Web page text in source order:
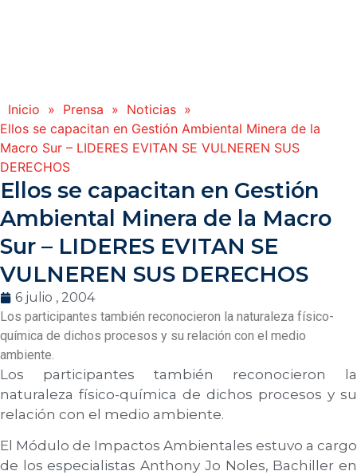
Inicio » Prensa » Noticias »
Ellos se capacitan en Gestión Ambiental Minera de la
Macro Sur – LIDERES EVITAN SE VULNEREN SUS
DERECHOS
Ellos se capacitan en Gestión
Ambiental Minera de la Macro
Sur – LIDERES EVITAN SE
VULNEREN SUS DERECHOS
6 julio , 2004
Los participantes también reconocieron la naturaleza físico-
química de dichos procesos y su relación con el medio
ambiente.
Los participantes también reconocieron la
naturaleza físico-química de dichos procesos y su
relación con el medio ambiente.
El Módulo de Impactos Ambientales estuvo a cargo
de los especialistas Anthony Jo Noles, Bachiller en